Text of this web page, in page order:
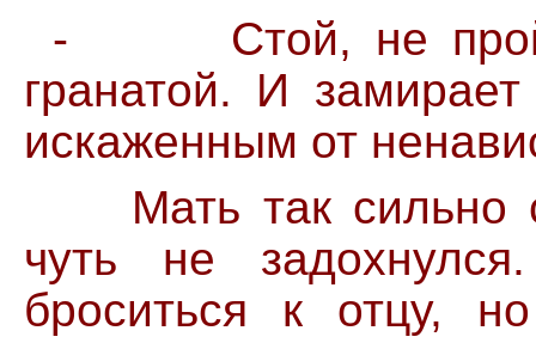
-
Стой, не
гранатой. И
искаженным от
Мать так сильно
чуть не
броситься к отцу,